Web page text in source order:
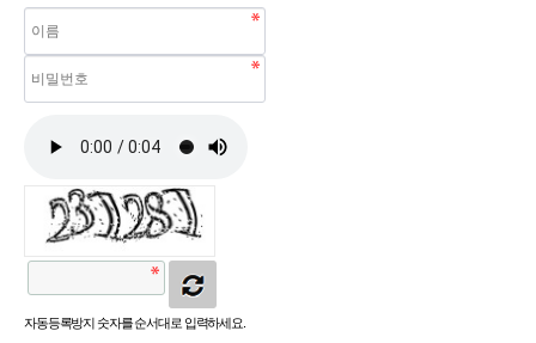
자동등록방지 숫자를 순서대로 입력하세요.